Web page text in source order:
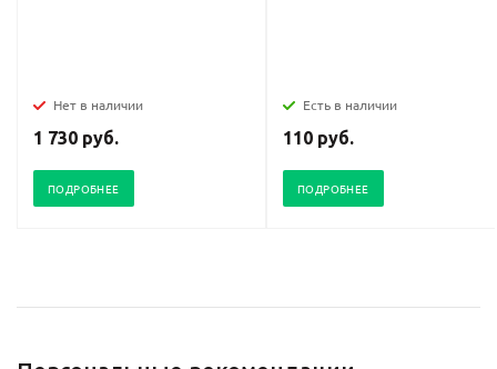
Нет в наличии
1 730 руб.
ПОДРОБНЕЕ
Есть в наличии
110 руб.
ПОДРОБНЕЕ